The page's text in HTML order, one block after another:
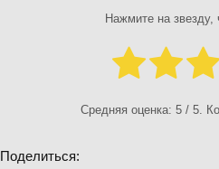
Нажмите на звезду,
Средняя оценка: 5 / 5.
Поделиться: